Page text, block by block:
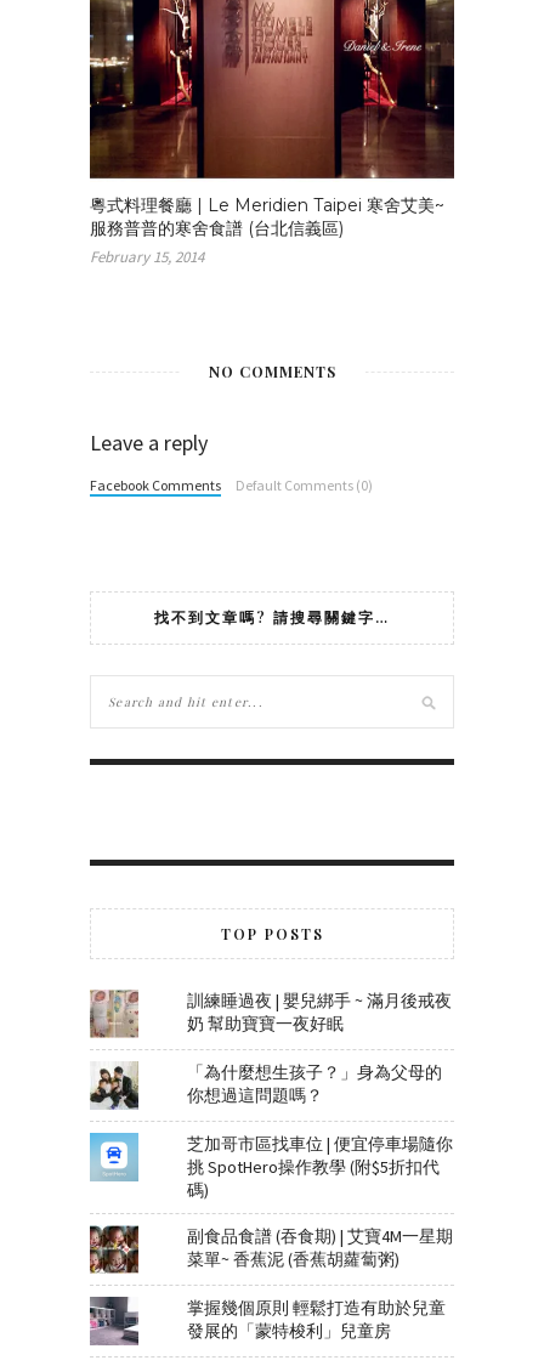
粵式料理餐廳 | Le Meridien Taipei 寒舍艾美~
服務普普的寒舍食譜 (台北信義區)
February 15, 2014
NO COMMENTS
Leave a reply
Facebook Comments Default Comments (0)
找不到文章嗎? 請搜尋關鍵字…
TOP POSTS
訓練睡過夜 | 嬰兒綁手 ~ 滿月後戒夜
奶 幫助寶寶一夜好眠
「為什麼想生孩子？」身為父母的
你想過這問題嗎？
芝加哥市區找車位 | 便宜停車場隨你
挑 SpotHero操作教學 (附$5折扣代
碼)
副食品食譜 (吞食期) | 艾寶4M一星期
菜單~ 香蕉泥 (香蕉胡蘿蔔粥)
掌握幾個原則 輕鬆打造有助於兒童
發展的「蒙特梭利」兒童房